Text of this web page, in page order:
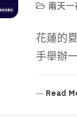
兩天一
花蓮的
手舉辦
Read